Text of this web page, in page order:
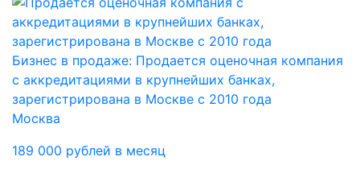
Бизнес в продаже: Продается оценочная компания
с аккредитациями в крупнейших банках,
зарегистрирована в Москве с 2010 года
Москва
189 000 рублей в месяц